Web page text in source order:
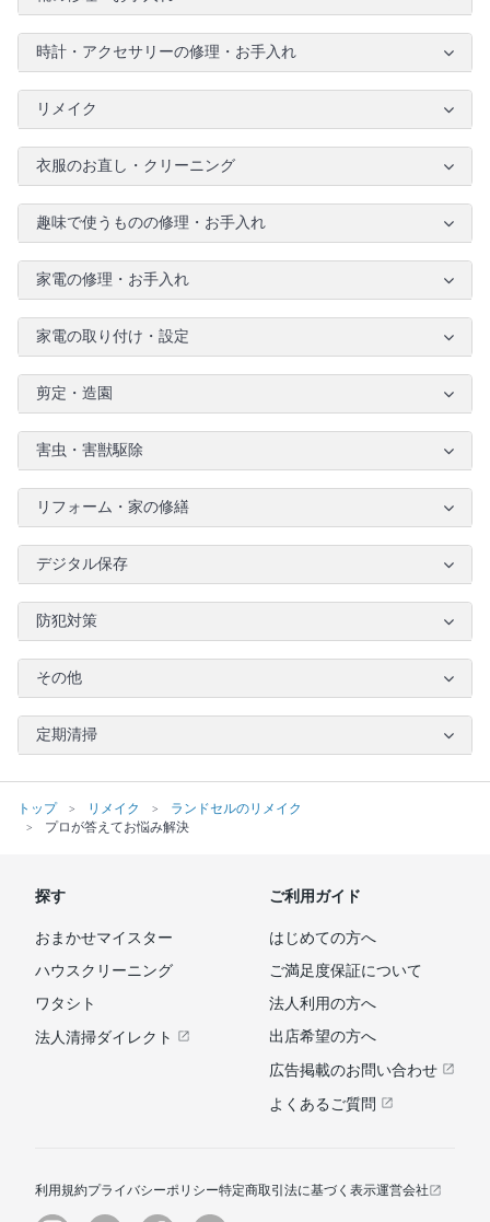
時計・アクセサリーの修理・お手入れ
リメイク
衣服のお直し・クリーニング
趣味で使うものの修理・お手入れ
家電の修理・お手入れ
家電の取り付け・設定
剪定・造園
害虫・害獣駆除
リフォーム・家の修繕
デジタル保存
防犯対策
その他
定期清掃
トップ リメイク
ランドセルのリメイク
プロが答えてお悩み解決
探す
おまかせマイスター
ハウスクリーニング
ワタシト
法人清掃ダイレクト
ご利用ガイド
はじめての方へ
ご満足度保証について
法人利用の方へ
出店希望の方へ
広告掲載のお問い合わせ
よくあるご質問
利用規約プライバシーポリシー特定商取引法に基づく表示運営会社